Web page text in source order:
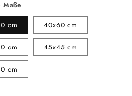
Maße
cm 40x60 cm
cm 45x45 cm
cm